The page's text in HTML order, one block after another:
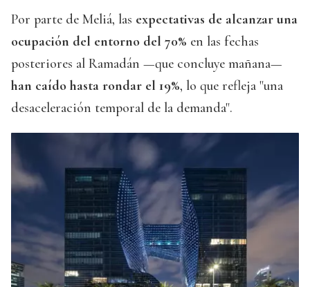
Por parte de Meliá, las expectativas de alcanzar una
ocupación del entorno del 70% en las fechas
posteriores al Ramadán —que concluye mañana—
han caído hasta rondar el 19%, lo que refleja "una
desaceleración temporal de la demanda".